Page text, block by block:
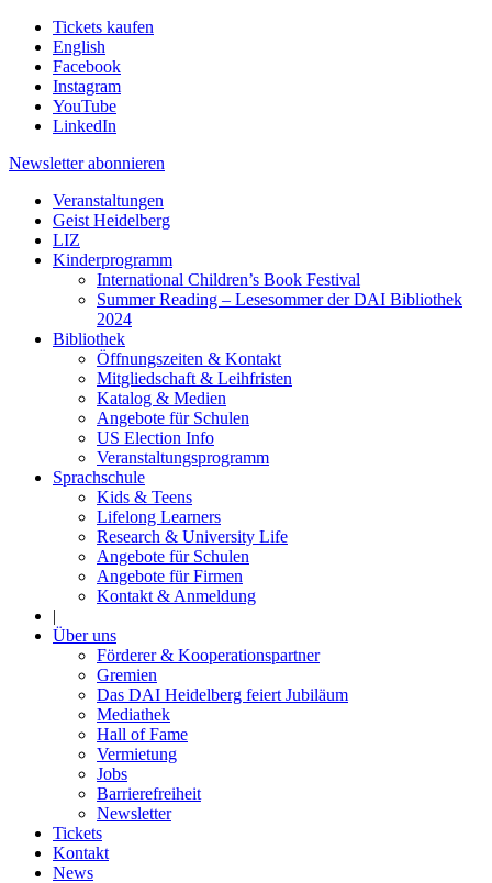
Tickets kaufen
English
Facebook
Instagram
YouTube
LinkedIn
Newsletter abonnieren
Veranstaltungen
Geist Heidelberg
LIZ
Kinderprogramm
International Children’s Book Festival
Summer Reading – Lesesommer der DAI Bibliothek
2024
Bibliothek
Öffnungszeiten & Kontakt
Mitgliedschaft & Leihfristen
Katalog & Medien
Angebote für Schulen
US Election Info
Veranstaltungsprogramm
Sprachschule
Kids & Teens
Lifelong Learners
Research & University Life
Angebote für Schulen
Angebote für Firmen
Kontakt & Anmeldung
|
Über uns
Förderer & Kooperationspartner
Gremien
Das DAI Heidelberg feiert Jubiläum
Mediathek
Hall of Fame
Vermietung
Jobs
Barrierefreiheit
Newsletter
Tickets
Kontakt
News